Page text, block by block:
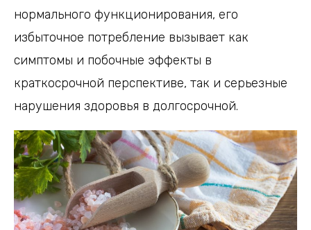
нормального функционирования, его
избыточное потребление вызывает как
симптомы и побочные эффекты в
краткосрочной перспективе, так и серьезные
нарушения здоровья в долгосрочной.